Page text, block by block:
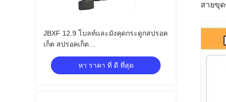
JBXF 12.9 โบลท์และมังคุดกระดูกสปรอค
เก็ต สปรอคเก็ต
6V0937+7H3607/5J4773+2J3506/4J9058+2J3507/
หา ราคา ที่ ดี ที่สุด
สายขุด